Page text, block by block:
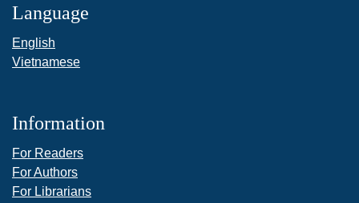
Language
English
Vietnamese
Information
For Readers
For Authors
For Librarians